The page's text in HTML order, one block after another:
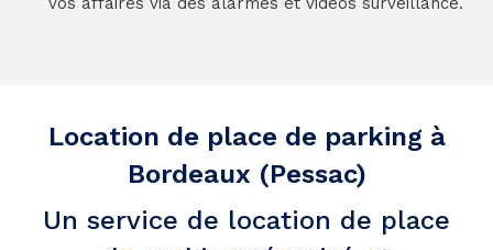
Location de place de parking à
Bordeaux (Pessac)
Un service de location de place